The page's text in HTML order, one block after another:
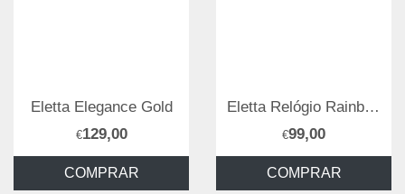
Eletta Elegance Gold
€129,00
COMPRAR
Eletta Relógio Rainbow Steel
€99,00
COMPRAR